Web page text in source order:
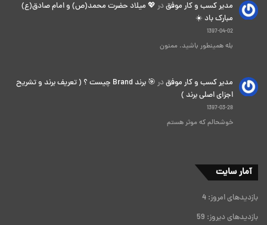
مدیر کسب و کار موفق در 💖 میلاد حضرت محمد(ص) و امام صادق(ع)
مبارک باد ☀️
1397-04-02
بله همینطور باشید. ممنون
مدیر کسب و کار موفق در
🎯 برند Brand چیست ؟ ( تعریف برند و تشریح
اجزای اصلی برند )
1397-03-28
خوشحالم که موثر هستم
آمار سایت
بازدیدهای امروز: 4
بازدیدهای دیروز: 59